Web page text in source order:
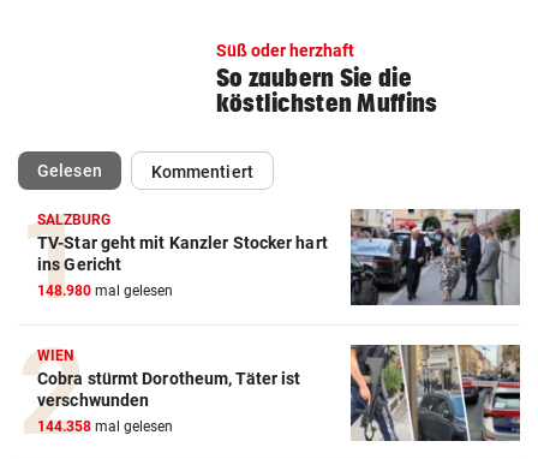
Süß oder herzhaft
So zaubern Sie die
köstlichsten Muffins
Gelesen(ausgewählt)Kommentiert
SALZBURG
TV-Star geht mit Kanzler Stocker hart
ins Gericht
148.980 mal gelesen
WIEN
Cobra stürmt Dorotheum, Täter ist
verschwunden
144.358 mal gelesen